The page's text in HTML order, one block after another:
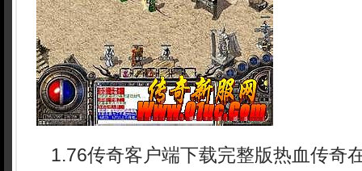
1.76传奇客户端下载完整版热血传奇